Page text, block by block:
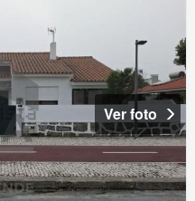
Ver foto